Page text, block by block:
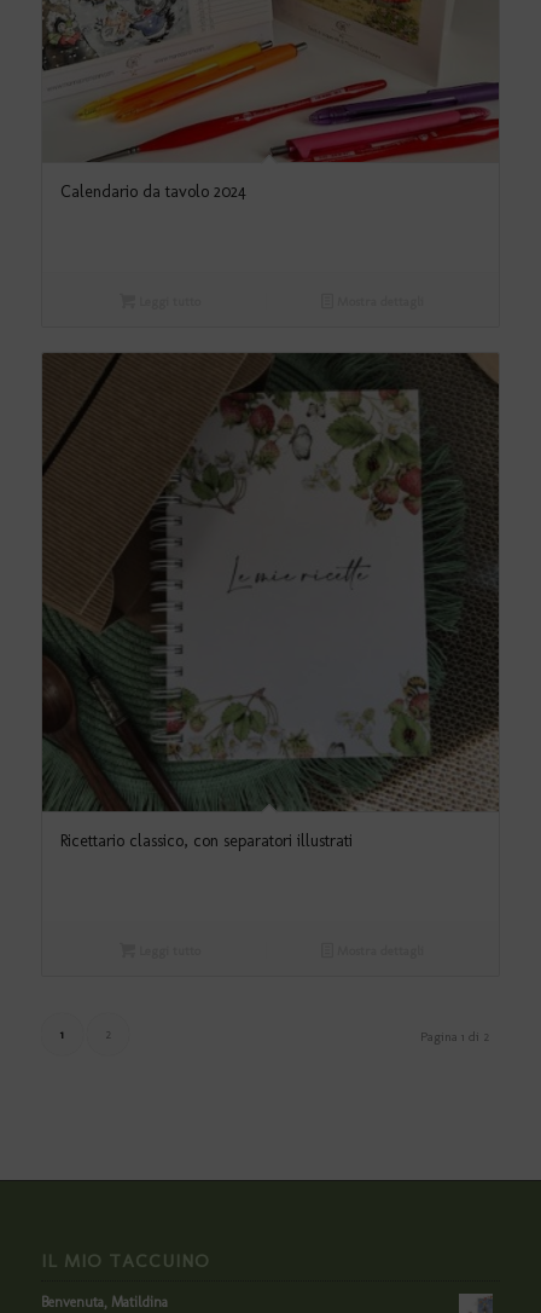
Calendario da tavolo 2024
Ricettario classico, con separatori illustrati
Pagina 1 di 2
1 2
IL MIO TACCUINO
Benvenuta, Matildina